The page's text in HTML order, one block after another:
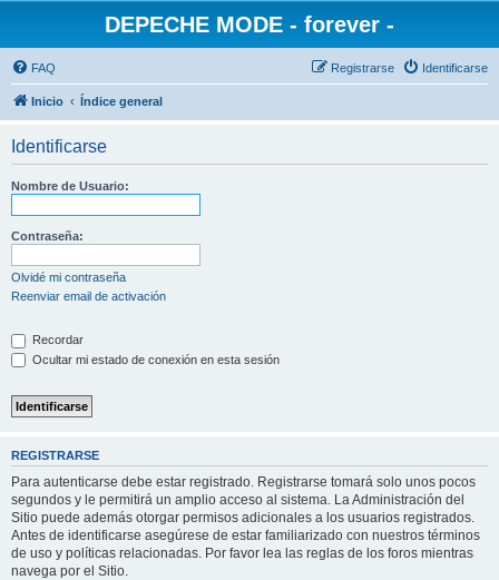
DEPECHE MODE - forever -
FAQ Identificarse
Registrarse
Inicio Índice general
Identificarse
Nombre de Usuario:
Contraseña:
Olvidé mi contraseña
Reenviar email de activación
Recordar
Ocultar mi estado de conexión en esta sesión
REGISTRARSE
Para autenticarse debe estar registrado. Registrarse tomará solo unos pocos
segundos y le permitirá un amplio acceso al sistema. La Administración del
Sitio puede además otorgar permisos adicionales a los usuarios registrados.
Antes de identificarse asegúrese de estar familiarizado con nuestros términos
de uso y políticas relacionadas. Por favor lea las reglas de los foros mientras
navega por el Sitio.